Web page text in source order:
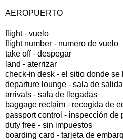
AEROPUERTO
flight - vuelo
flight number - numero de vuelo
take off - despegar
land - aterrizar
check-in desk - el sitio donde se
departure lounge - sala de salida
arrivals - sala de llegadas
baggage reclaim - recogida de
passport control - inspección de
duty free - sin impuestos
boarding card - tarjeta de